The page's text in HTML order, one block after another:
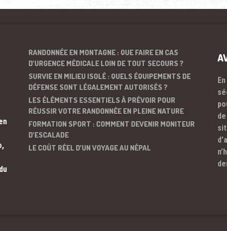
RANDONNÉE EN MONTAGNE : QUE FAIRE EN CAS
D’URGENCE MÉDICALE LOIN DE TOUT SECOURS ?
SURVIE EN MILIEU ISOLÉ : QUELS ÉQUIPEMENTS DE
DÉFENSE SONT LÉGALEMENT AUTORISÉS ?
LES ÉLÉMENTS ESSENTIELS À PRÉVOIR POUR
RÉUSSIR VOTRE RANDONNÉE EN PLEINE NATURE
FORMATION SPORT : COMMENT DEVENIR MONITEUR
D’ESCALADE
LE COÛT RÉEL D’UN VOYAGE AU NÉPAL